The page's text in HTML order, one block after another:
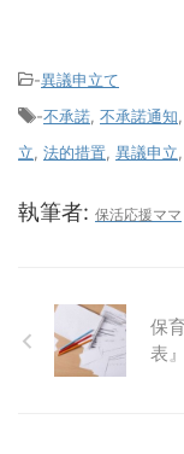
-異議申立て
-不承諾 不承諾通知
立 法的措置 異議申立
執筆者: 保活応援ママ
保
表